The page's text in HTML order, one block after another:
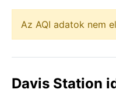
Az AQI adatok nem
Davis Station